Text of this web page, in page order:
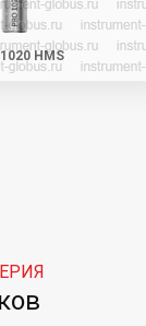
1020 HMS